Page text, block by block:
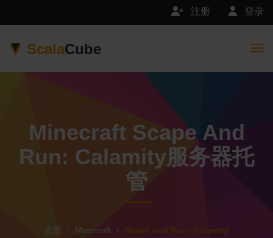
登录
注册
ScalaCube
Minecraft Scape And
Run: Calamity服务器托
管
应用 Minecraft Scape and Run: Calamity